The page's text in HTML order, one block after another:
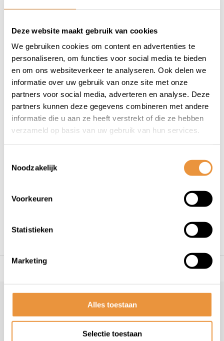
Deze website maakt gebruik van cookies
We gebruiken cookies om content en advertenties te
personaliseren, om functies voor social media te bieden
en om ons websiteverkeer te analyseren. Ook delen we
informatie over uw gebruik van onze site met onze
partners voor social media, adverteren en analyse. Deze
partners kunnen deze gegevens combineren met andere
informatie die u aan ze heeft verstrekt of die ze hebben
verzameld op basis van uw gebruik van hun services.
Noodzakelijk
Voorkeuren
Statistieken
Marketing
Alles toestaan
Selectie toestaan
(0)
Crankstel FC-TY501
6/7/8 speed 170mm
42x34x24T met
kettingscherm -
zilver
Op voorraad
35,95
Niet goed = geld
Veelgestelde vragen
+31 78 780 2330